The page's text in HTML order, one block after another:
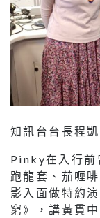
知訊台台長程
Pinky在入行前
跑龍套、茄喱
影入面做特約
窮》，講黃貫